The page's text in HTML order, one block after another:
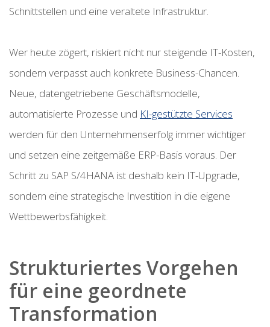
Schnittstellen und eine veraltete Infrastruktur.
Wer heute zögert, riskiert nicht nur steigende IT-Kosten,
sondern verpasst auch konkrete Business-Chancen.
Neue, datengetriebene Geschäftsmodelle,
automatisierte Prozesse und KI-gestützte Services
werden für den Unternehmenserfolg immer wichtiger
und setzen eine zeitgemäße ERP-Basis voraus. Der
Schritt zu SAP S/4HANA ist deshalb kein IT-Upgrade,
sondern eine strategische Investition in die eigene
Wettbewerbsfähigkeit.
Strukturiertes Vorgehen
für eine geordnete
Transformation